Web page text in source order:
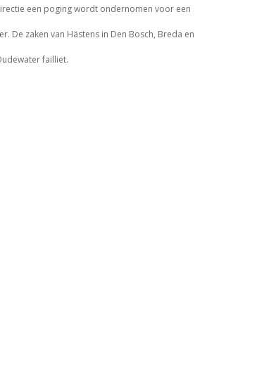
een poging wordt ondernomen voor een
De zaken van Hästens in Den Bosch, Breda en
failliet.